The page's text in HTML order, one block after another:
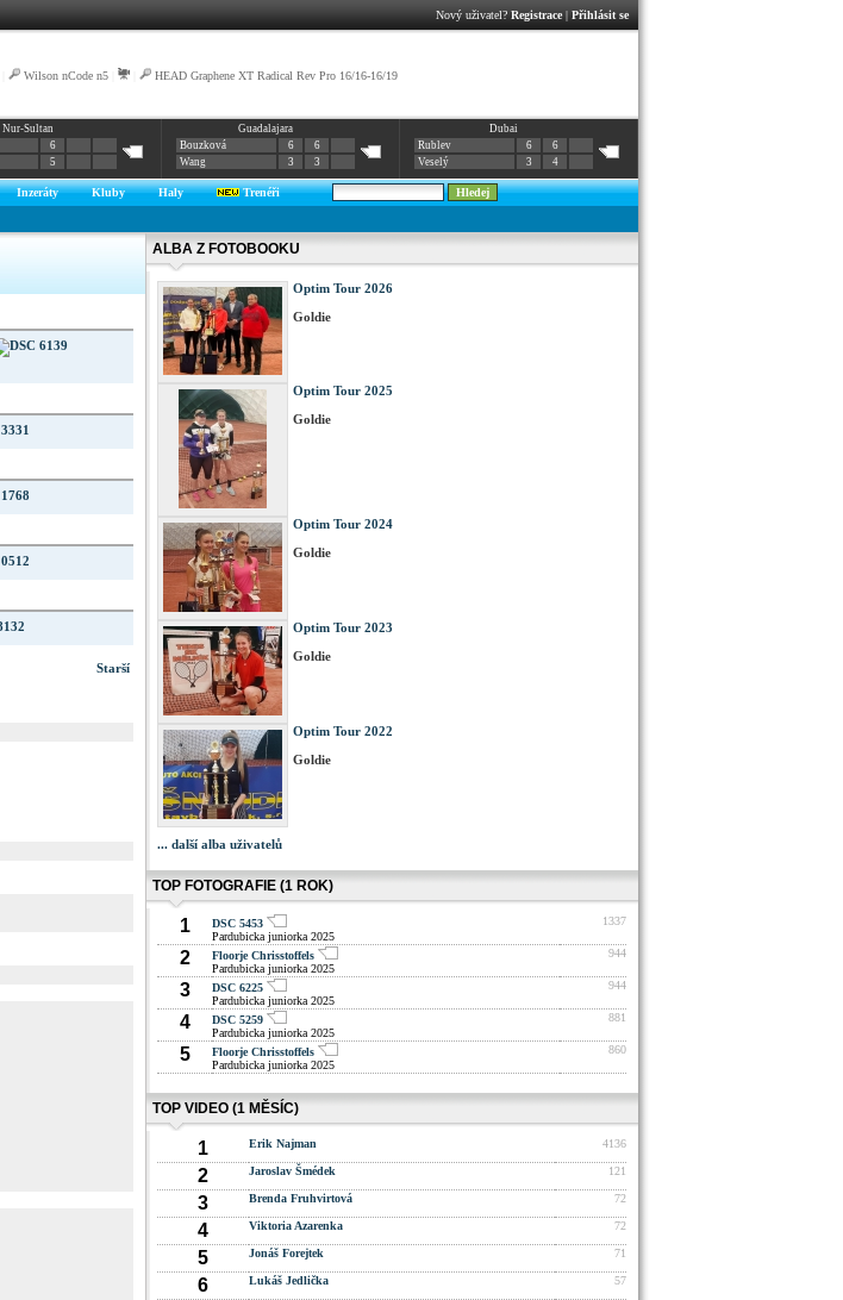
Nový uživatel? Registrace| Přihlásit se
Wilson nCode n5 HEAD Graphene XT Radical Rev Pro 16/16-16/19
Nur-Sultan
6
5
Guadalajara
Bouzková
6
6
Wang
3 3
Dubai
Rublev
6
6
Veselý
3 4
Inzeráty Kluby Haly
Trenéři
Starší
ALBA Z FOTOBOOKU
Optim Tour 2026
Goldie
Optim Tour 2025
Goldie
Optim Tour 2024
Goldie
Optim Tour 2023
Goldie
Optim Tour 2022
Goldie
... další alba uživatelů
TOP FOTOGRAFIE (1 ROK)
1
DSC 5453
Pardubicka juniorka 2025
1337
2
Floorje Chrisstoffels
Pardubicka juniorka 2025
944
3
DSC 6225
Pardubicka juniorka 2025
944
4
DSC 5259
Pardubicka juniorka 2025
881
5
Floorje Chrisstoffels
Pardubicka juniorka 2025
860
TOP VIDEO (1 MĚSÍC)
1 Erik Najman 4136
2 Jaroslav Šmédek 121
3 Brenda Fruhvirtová 72
4 Viktoria Azarenka 72
5 Jonáš Forejtek 71
6 Lukáš Jedlička 57